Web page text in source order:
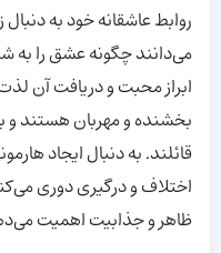
روابط عاشقانه خود به
می‌دانند چگونه عشق را به
ابراز محبت و دریافت آن
بخشنده و مهربان هستند و
قائلند. به دنبال ایجاد
اختلاف و درگیری دوری
ظاهر و جذابیت اهمیت